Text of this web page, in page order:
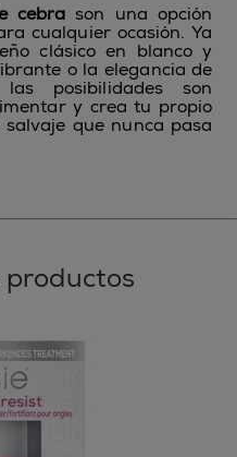
cebra son una opción
cualquier ocasión. Ya
clásico en blanco y
o la elegancia de
posibilidades son
y crea tu propio
que nunca pasa
productos